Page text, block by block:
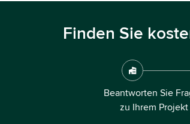
Finden Sie
Beantworten Sie
zu Ihrem Projekt